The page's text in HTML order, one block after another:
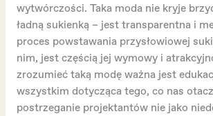
wytwórczości. Taka moda nie kryje
ładną sukienką – jest transparentna i
proces powstawania przysłowiowej
nim, jest częścią jej wymowy i
zrozumieć taką modę ważna jest
wszystkim dotycząca tego, co nas
postrzeganie projektantów nie jako